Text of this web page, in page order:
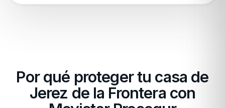
Por qué proteger tu casa de
Jerez de la Frontera con